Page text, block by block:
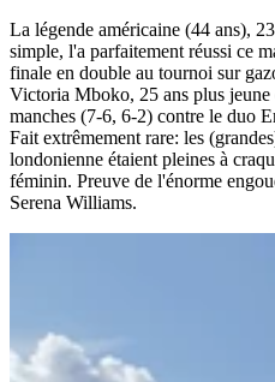
La légende américaine (44 ans),
simple, l'a parfaitement réussi ce
finale en double au tournoi sur
Victoria Mboko, 25 ans plus
manches (7-6, 6-2) contre le duo
Fait extrêmement rare: les
londonienne étaient pleines à
féminin. Preuve de l'énorme
Serena Williams.